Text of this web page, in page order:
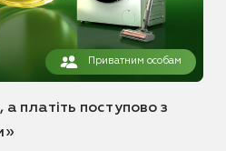
Приватним особам
платіть поступово з